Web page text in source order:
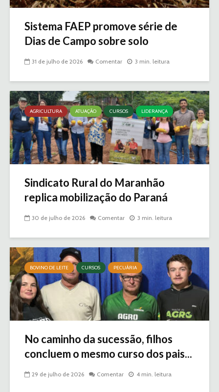
Sistema FAEP promove série de
Dias de Campo sobre solo
31 de julho de 2026 Comentar 3 min. leitura
AGRICULTURA ATUAÇÃO CURSOS LIDERANÇA
Sindicato Rural do Maranhão
replica mobilização do Paraná
30 de julho de 2026 Comentar 3 min. leitura
BOVINO DE LEITE CURSOS PECUÁRIA
No caminho da sucessão, filhos
concluem o mesmo curso dos pais...
29 de julho de 2026 Comentar 4 min. leitura